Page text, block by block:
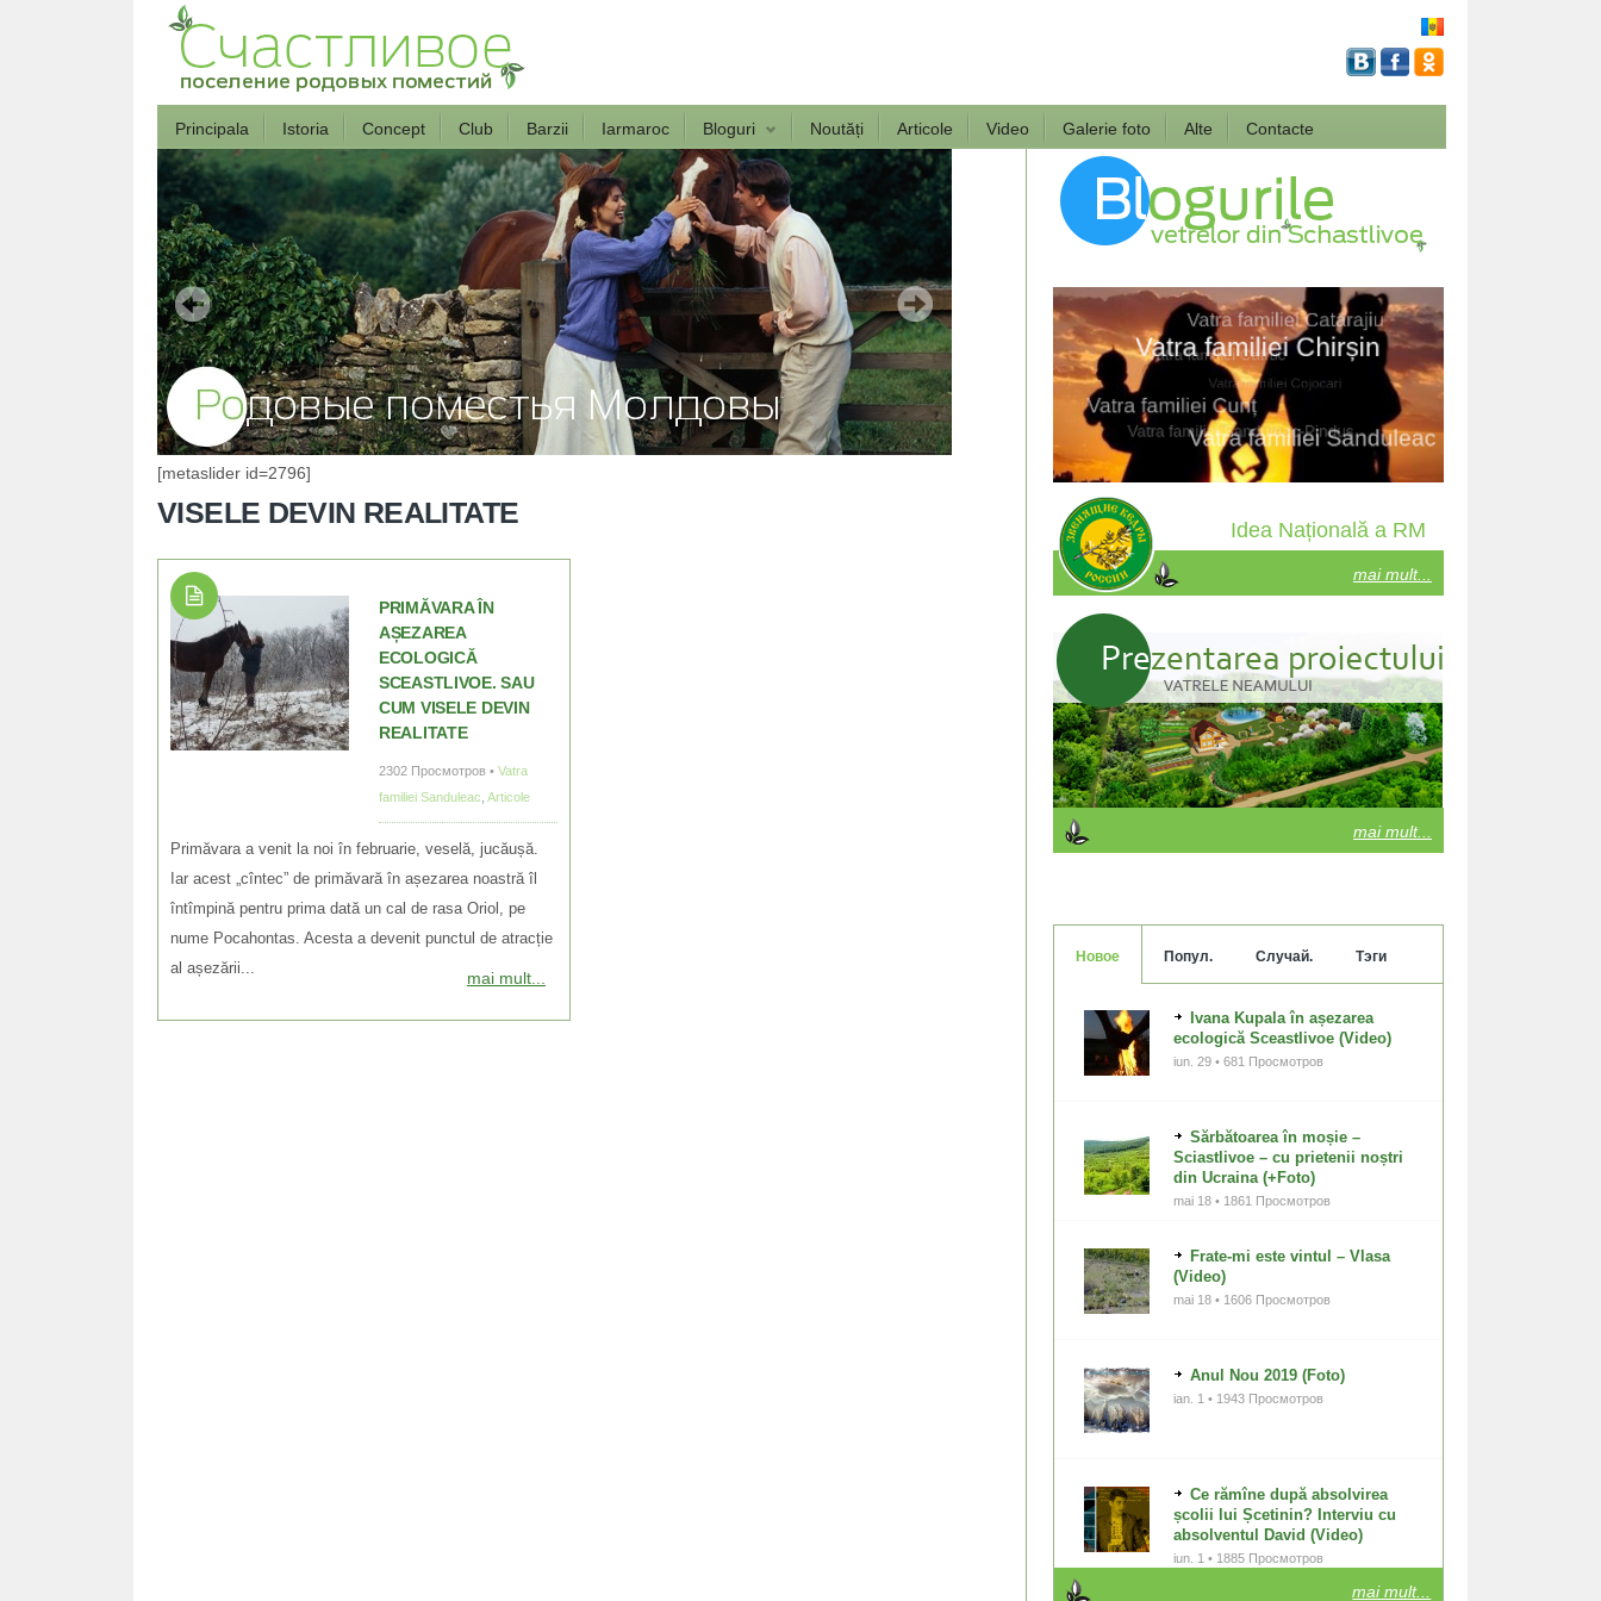
Principala Istoria Concept Club Barzii Iarmaroc Bloguri Noutăți Articole Video Galerie foto Alte Contacte
[metaslider id=2796]
VISELE DEVIN REALITATE
PRIMĂVARA ÎN
AȘEZAREA
ECOLOGICĂ
SCEASTLIVOE. SAU
CUM VISELE DEVIN
REALITATE
2302 Просмотров • Vatra
familiei Sanduleac Articole
mai mult...
Primăvara a venit la noi în februarie, veselă, jucăușă.
Iar acest „cîntec” de primăvară în așezarea noastră îl
întîmpină pentru prima dată un cal de rasa Oriol, pe
nume Poсahontas. Acesta a devenit punctul de atracție
al așezării...
Idea Națională a RM
mai mult...
mai mult...
Новое Попул. Случай. Тэги
Ivana Kupala în așezarea
ecologică Sceastlivoe (Video)
iun. 29 • 681 Просмотров
Sărbătoarea în moșie –
Sciastlivoe – cu prietenii noștri
din Ucraina (+Foto)
mai 18 • 1861 Просмотров
Frate-mi este vintul – Vlasa
(Video)
mai 18 • 1606 Просмотров
Anul Nou 2019 (Foto)
ian. 1 • 1943 Просмотров
Ce rămîne după absolvirea
școlii lui Șcetinin? Interviu cu
absolventul David (Video)
iun. 1 • 1885 Просмотров
mai mult...